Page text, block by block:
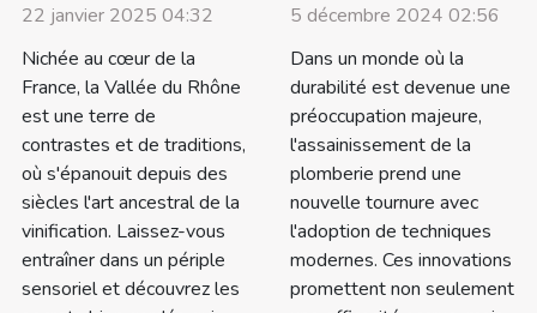
22 janvier 2025 04:32
Nichée au cœur de la
France, la Vallée du Rhône
est une terre de
contrastes et de traditions,
où s'épanouit depuis des
siècles l'art ancestral de la
vinification. Laissez-vous
entraîner dans un périple
sensoriel et découvrez les
5 décembre 2024 02:56
Dans un monde où la
durabilité est devenue une
préoccupation majeure,
l'assainissement de la
plomberie prend une
nouvelle tournure avec
l'adoption de techniques
modernes. Ces innovations
promettent non seulement